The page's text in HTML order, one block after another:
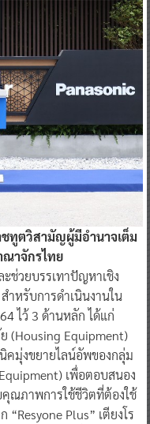
ทูตวิสามัญผู้มีอำนาจเต็ม
าจักรไทย
ช่วยบรรเทาปัญหาเชิง
ำหรับการดำเนินงานใน
ไว้ 3 ด้านหลัก ได้แก่
(Housing Equipment)
คมุ่งขยายไลน์อัพของกลุ่ม
เพื่อตอบสนอง
ณภาพการใช้ชีวิตที่ต้องใช้
Plus” เตียงโร